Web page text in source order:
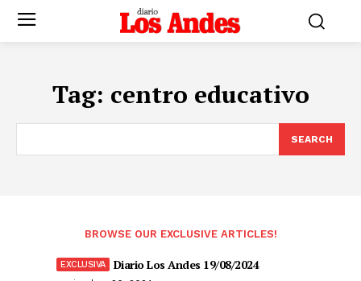
Tag: centro educativo
SEARCH
BROWSE OUR EXCLUSIVE ARTICLES!
Diario Los Andes 19/08/2024